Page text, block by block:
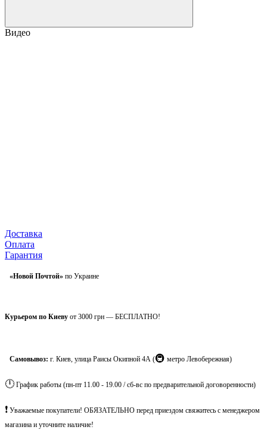
Видео
Доставка
Оплата
Гарантия
«Новой Почтой» по Украине
Курьером по Киеву от 3000 грн — БЕСПЛАТНО!
Самовывоз: г. Киев, улица Раисы Окипной 4А (🚇 метро Левобережная)
🕛 График работы (пн-пт 11.00 - 19.00 / сб-вс по предварительной договоренности)
❗ Уважаемые покупатели! ОБЯЗАТЕЛЬНО перед приездом свяжитесь с менеджером
магазина и уточните наличие!